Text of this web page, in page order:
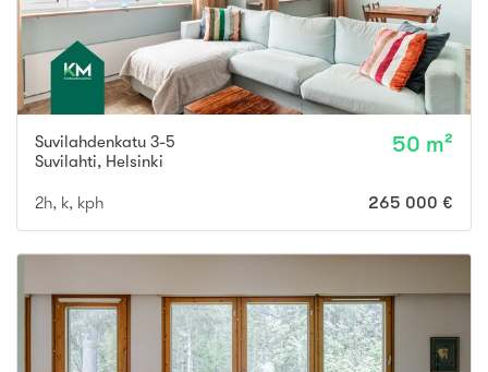
Suvilahdenkatu 3-5
Suvilahti, Helsinki
50 m²
2h, k, kph 265 000 €